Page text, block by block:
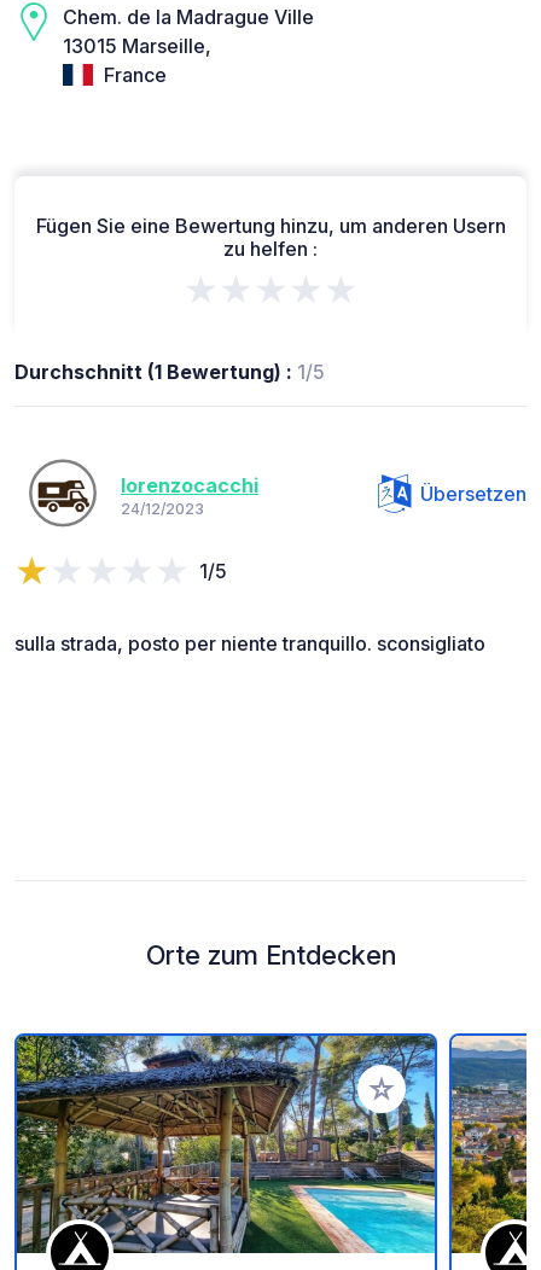
Chem. de la Madrague Ville
13015 Marseille,
France
Fügen Sie eine Bewertung hinzu, um anderen Usern
zu helfen :
★★★★★
Durchschnitt (1 Bewertung) : 1/5
lorenzocacchi
24/12/2023
Übersetzen
1/5
sulla strada, posto per niente tranquillo. sconsigliato
Orte zum Entdecken
Zu Ihren Favoriten